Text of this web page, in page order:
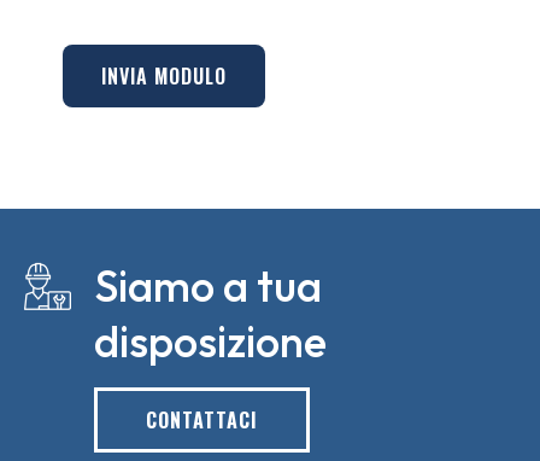
INVIA MODULO
Siamo a tua
disposizione
CONTATTACI